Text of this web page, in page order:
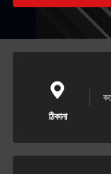
ঠিকানা